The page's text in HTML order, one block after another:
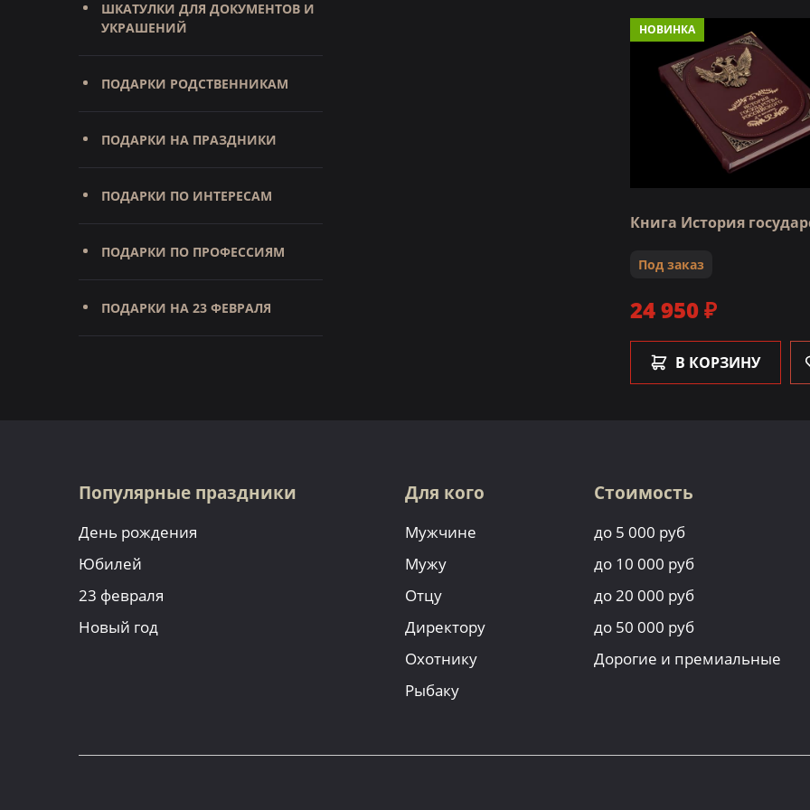
ШКАТУЛКИ ДЛЯ ДОКУМЕНТОВ И
УКРАШЕНИЙ
ПОДАРКИ РОДСТВЕННИКАМ
ПОДАРКИ НА ПРАЗДНИКИ
ПОДАРКИ ПО ИНТЕРЕСАМ
ПОДАРКИ ПО ПРОФЕССИЯМ
ПОДАРКИ НА 23 ФЕВРАЛЯ
НОВИНКА
Книга История
Под заказ
24 950 ₽
В КОРЗИНУ
Популярные праздники
День рождения
Юбилей
23 февраля
Новый год
Для кого
Мужчине
Мужу
Отцу
Директору
Охотнику
Рыбаку
Стоимость
до 5 000 руб
до 10 000 руб
до 20 000 руб
до 50 000 руб
Дорогие и премиальные